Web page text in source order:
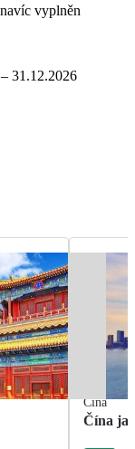
vyplněn
31.12.2026
Čína
Čína